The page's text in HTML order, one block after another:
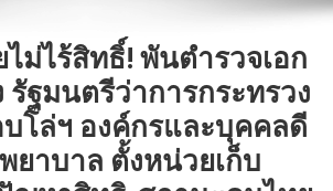
ไม่ไร้สิทธิ์! พันตำรวจเอก
รัฐมนตรีว่าการกระทรวง
โล่ฯ องค์กรและบุคคลดี
ยาบาล ตั้งหน่วยเก็บ